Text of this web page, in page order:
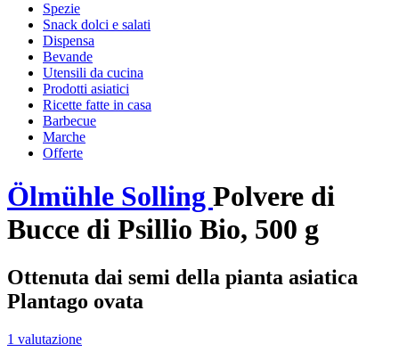
Spezie
Snack dolci e salati
Dispensa
Bevande
Utensili da cucina
Prodotti asiatici
Ricette fatte in casa
Barbecue
Marche
Offerte
Ölmühle Solling Polvere di
Bucce di Psillio Bio, 500 g
Ottenuta dai semi della pianta asiatica
Plantago ovata
1 valutazione